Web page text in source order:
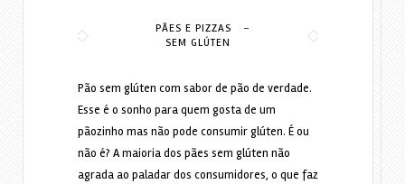
PÃES E PIZZAS -
SEM GLÚTEN
Pão sem glúten com sabor de pão de verdade.
Esse é o sonho para quem gosta de um
pãozinho mas não pode consumir glúten. É ou
não é? A maioria dos pães sem glúten não
agrada ao paladar dos consumidores, o que faz